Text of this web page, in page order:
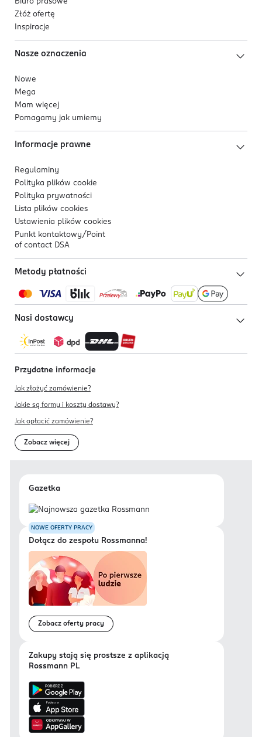
Złóż ofertę
Inspiracje
Nasze oznaczenia
Nowe
Mega
Mam więcej
Pomagamy jak umiemy
Informacje prawne
Regulaminy
Polityka plików cookie
Polityka prywatności
Lista plików cookies
Ustawienia plików cookies
Punkt kontaktowy/ Point
of contact DSA
Metody płatności
Nasi dostawcy
Przydatne informacje
Jak złożyć zamówienie?
Jakie są formy i koszty dostawy?
Jak opłacić zamówienie?
Zobacz więcej
Gazetka
NOWE OFERTY PRACY
Dołącz do zespołu Rossmanna!
Zobacz oferty pracy
Zakupy stają się prostsze z aplikacją
Rossmann PL